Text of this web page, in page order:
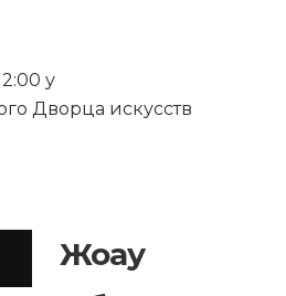
у
Дворца искусств
Жоау